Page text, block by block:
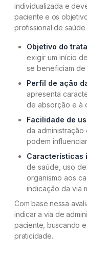
individualizada e
paciente e os
profissional de
Objetivo do
exigir um início
se beneficiam
Perfil de ação
apresenta
de absorção e à
Facilidade de
da administração
podem
Características
de saúde, uso
organismo aos
indicação da via
Com base nessa
indicar a via de
paciente, buscando
praticidade.